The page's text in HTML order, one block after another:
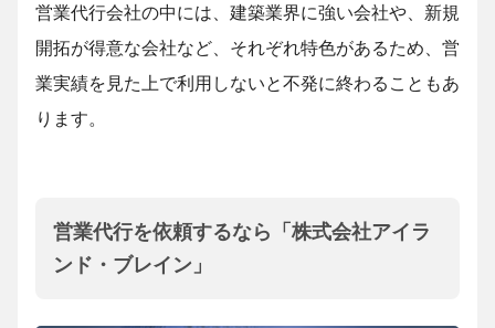
営業代行会社の中には、建築業界に強い会社や、新規
開拓が得意な会社など、それぞれ特色があるため、営
業実績を見た上で利用しないと不発に終わることもあ
ります。
営業代行を依頼するなら「株式会社アイラ
ンド・ブレイン」